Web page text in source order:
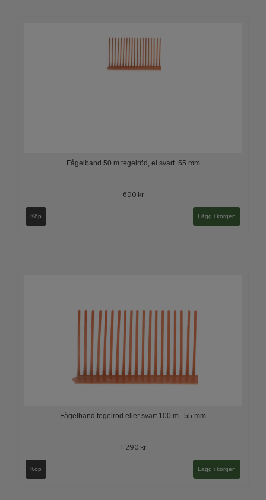
Fågelband 50 m tegelröd, el svart. 55 mm
690 kr
Köp Lägg i korgen
Fågelband tegelröd eller svart 100 m . 55 mm
1 290 kr
Köp Lägg i korgen